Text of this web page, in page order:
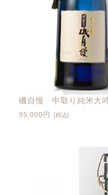
磯自慢 中取り純米大
95,000円 (税込)